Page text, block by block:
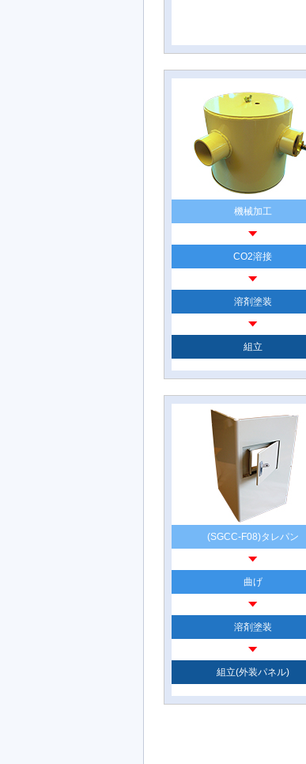
機械加工
CO2溶接
溶剤塗装
組立
(SGCC-F08)タレパン
曲げ
溶剤塗装
組立(外装パネル)